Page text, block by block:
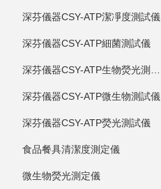
深芬儀器CSY-ATP潔凈度測試儀
深芬儀器CSY-ATP細菌測試儀
深芬儀器CSY-ATP微生物測試儀
深芬儀器CSY-ATP熒光測試儀
食品餐具清潔度測定儀
微生物熒光測定儀